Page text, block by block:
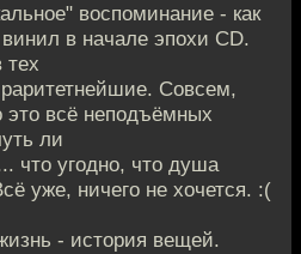
воспоминание - как
в начале эпохи CD.
Совсем,
это всё неподъёмных
ли
что угодно, что душа
уже, ничего не хочется. :(
- история вещей.